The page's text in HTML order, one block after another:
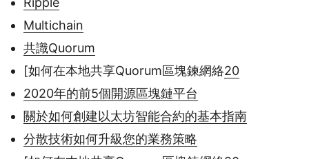
Multichain
共識Quorum
[如何在本地共享Quorum區塊鍊網絡20
2020年的前5個開源區塊鏈平台
關於如何創建以太坊智能合約的基本指南
分散技術如何升級您的業務策略